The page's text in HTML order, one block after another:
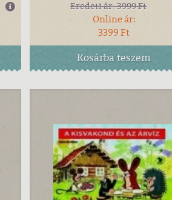
Eredeti ár:3999 Ft
Online ár:
3399 Ft
Kosárbateszem